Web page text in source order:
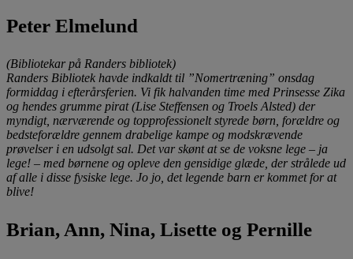
Peter Elmelund
(Bibliotekar på Randers bibliotek)
Randers Bibliotek havde indkaldt til ”Nomertræning” onsdag
formiddag i efterårsferien. Vi fik halvanden time med Prinsesse Zika
og hendes grumme pirat (Lise Steffensen og Troels Alsted) der
myndigt, nærværende og topprofessionelt styrede børn, forældre og
bedsteforældre gennem drabelige kampe og modskrævende
prøvelser i en udsolgt sal. Det var skønt at se de voksne lege – ja
lege! – med børnene og opleve den gensidige glæde, der strålede ud
af alle i disse fysiske lege. Jo jo, det legende barn er kommet for at
blive!
Brian, Ann, Nina, Lisette og Pernille